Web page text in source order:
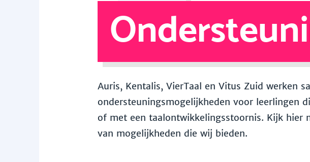
Auris, Kentalis, VierTaal en Vitus Zuid werken
ondersteuningsmogelijkheden voor leerlingen
of met een taalontwikkelingsstoornis. Kijk hier
van mogelijkheden die wij bieden.